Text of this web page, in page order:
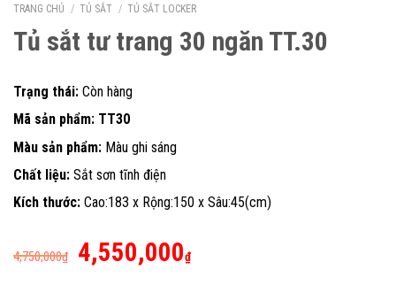
TRANG CHỦ / TỦ SẮT / TỦ SẮT LOCKER
Tủ sắt tư trang 30 ngăn TT.30
Trạng thái: Còn hàng
Mã sản phẩm: TT30
Màu sản phẩm: Màu ghi sáng
Chất liệu: Sắt sơn tĩnh điện
Kích thước: Cao:183 x Rộng:150 x Sâu:45(cm)
4,750,000₫
Giá
4,550,000₫Giá